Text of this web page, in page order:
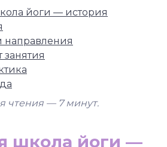
йоги — история
направления
занятия
чтения — 7 минут.
школа йоги —